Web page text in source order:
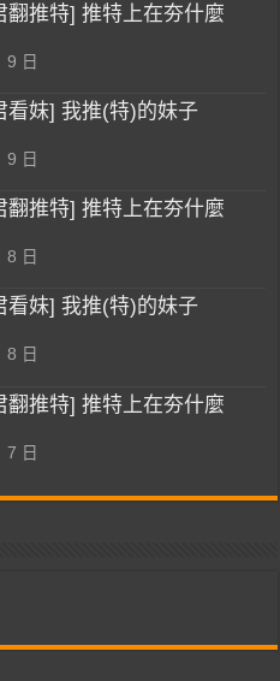
翻推特] 推特上在夯什麼
9 日
看妹] 我推(特)的妹子
9 日
翻推特] 推特上在夯什麼
8 日
看妹] 我推(特)的妹子
8 日
翻推特] 推特上在夯什麼
7 日